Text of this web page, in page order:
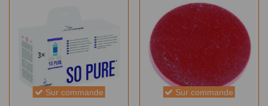
Sur commande Sur commande